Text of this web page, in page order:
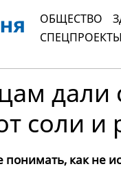
ОБЩЕСТВО
СПЕЦПРОЕКТЫ
дали
соли и
понимать, как не